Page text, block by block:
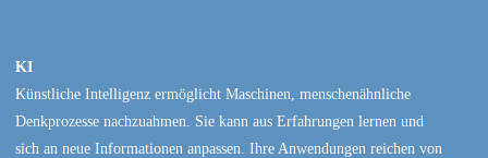
KI
Künstliche Intelligenz ermöglicht Maschinen, menschenähnliche
Denkprozesse nachzuahmen. Sie kann aus Erfahrungen lernen und
sich an neue Informationen anpassen. Ihre Anwendungen reichen von